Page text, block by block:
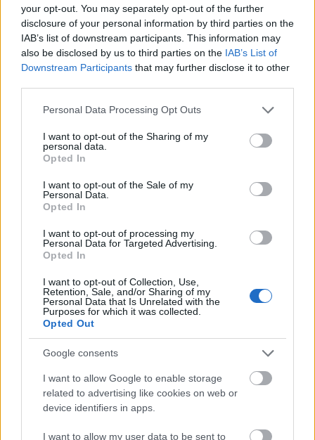
your opt-out. You may separately opt-out of the further
disclosure of your personal information by third parties on the
IAB’s list of downstream participants. This information may
also be disclosed by us to third parties on the IAB’s List of
Downstream Participants that may further disclose it to other
Please note that this website/app uses one or more Google
not limited to your visit or usage behaviour. You may click to
grant or deny consent to Google and its third-party tags to
use your data for below specified purposes in below Google
consent section.
Personal Data Processing Opt Outs
I want to opt-out of the Sharing of my
personal data.
Opted In
I want to opt-out of the Sale of my
Personal Data.
Opted In
I want to opt-out of processing my
Personal Data for Targeted Advertising.
Opted In
I want to opt-out of Collection, Use,
Retention, Sale, and/or Sharing of my
Personal Data that Is Unrelated with the
Purposes for which it was collected.
Opted Out
Google consents
I want to allow Google to enable storage
related to advertising like cookies on web or
device identifiers in apps.
I want to allow my user data to be sent to
Jön az igazi mobiljegy a MÁV Startnál
erminavet 2009. február 26.
Idén is sajtótájékoztatót tartott a MÁV Start az
Utazás kiállításon. Kozák Tamás vezérigazgató az
elért eredményeket és a terveket vette sorba. Ezekről
a Kötött pálya olvasói általában már értesülhettek
(Az azért érdekes lehet, hogy a vezér a
járműfejlesztési tervekről igen óvatosan csak
annyit…
Mobilon is vehetünk vonatjegyet